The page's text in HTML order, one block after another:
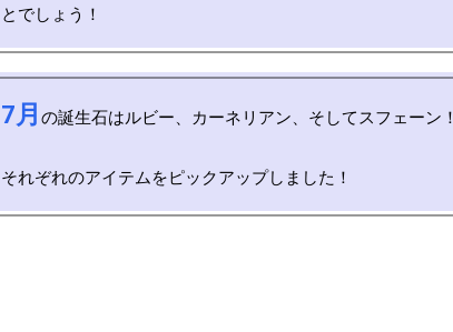
7月 の誕生石はルビー、カーネリアン、そしてスフェーン！